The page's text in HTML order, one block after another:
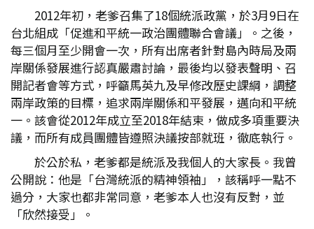
2012年初，老爹召集了18個統派政黨，於3月9日在
台北組成「促進和平統一政治團體聯合會議」。之後，
每三個月至少開會一次，所有出席者針對島內時局及兩
岸關係發展進行認真嚴肅討論，最後均以發表聲明、召
開記者會等方式，呼籲馬英九及早修改歷史課綱，調整
兩岸政策的目標，追求兩岸關係和平發展，邁向和平統
一。該會從2012年成立至2018年結束，做成多項重要決
議，而所有成員團體皆遵照決議按部就班，徹底執行。
於公於私，老爹都是統派及我個人的大家長。我曾
公開說：他是「台灣統派的精神領袖」，該稱呼一點不
過分，大家也都非常同意，老爹本人也沒有反對，並
「欣然接受」。